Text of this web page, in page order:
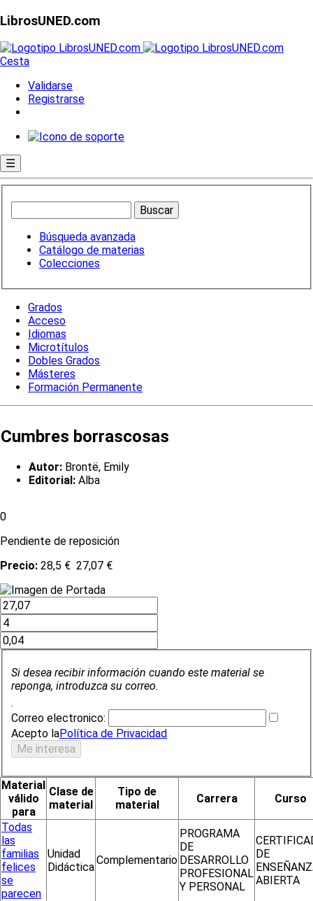
LibrosUNED.com
Cesta
Validarse
Registrarse
☰
Búsqueda avanzada
Catálogo de materias
Colecciones
Grados
Acceso
Idiomas
Microtítulos
Dobles Grados
Másteres
Formación Permanente
Cumbres borrascosas
Autor: Brontë, Emily
Editorial: Alba
0
Pendiente de reposición
Precio: 28,5 € 27,07 €
Si desea recibir información cuando este material se
reponga, introduzca su correo.
.
Correo electronico:
Acepto laPolítica de Privacidad
Material
válido
para
Clase de
material
Tipo de
material
Carrera Curso
Todas
las
familias
felices
se
parecen
Unidad
Didáctica
Complementario
PROGRAMA
DE
DESARROLLO
PROFESIONAL
Y PERSONAL
DE
ABIERTA